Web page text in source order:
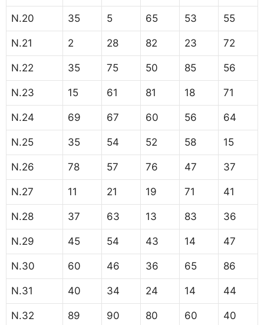
N.20 35 5 65 53 55
N.21 2 28 82 23 72
N.22 35 75 50 85 56
N.23 15 61 81 18 71
N.24 69 67 60 56 64
N.25 35 54 52 58 15
N.26 78 57 76 47 37
N.27 11 21 19 71 41
N.28 37 63 13 83 36
N.29 45 54 43 14 47
N.30 60 46 36 65 86
N.31 40 34 24 14 44
N.32 89 90 80 60 40